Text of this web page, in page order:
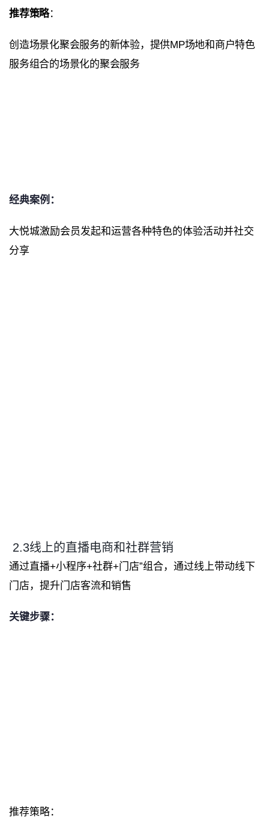
推荐策略：
创造场景化聚会服务的新体验，提供MP场地和商户特色
服务组合的场景化的聚会服务
经典案例：
大悦城激励会员发起和运营各种特色的体验活动并社交
分享
2.3线上的直播电商和社群营销
通过直播+小程序+社群+门店”组合，通过线上带动线下
门店，提升门店客流和销售
关键步骤：
推荐策略：